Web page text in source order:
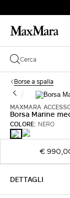
Borse a spalla
MAXMARA
Borsa Marine
COLORE: NERO
NEROMARRONE
BRONZO
€
DETTAGLI